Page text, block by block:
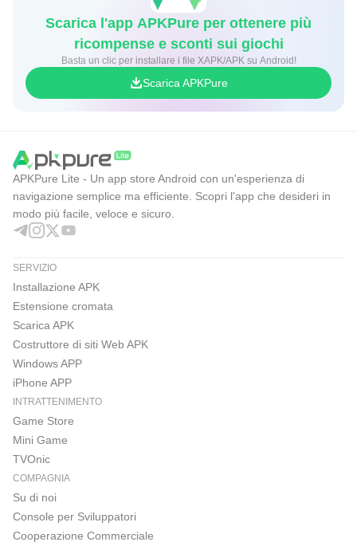
Scarica l'app APKPure per ottenere più
ricompense e sconti sui giochi
Basta un clic per installare i file XAPK/APK su Android!
Scarica APKPure
APKPure Lite - Un app store Android con un'esperienza di
navigazione semplice ma efficiente. Scopri l'app che desideri in
modo più facile, veloce e sicuro.
SERVIZIO
Installazione APK
Estensione cromata
Scarica APK
Costruttore di siti Web APK
Windows APP
iPhone APP
INTRATTENIMENTO
Game Store
Mini Game
TVOnic
COMPAGNIA
Su di noi
Console per Sviluppatori
Cooperazione Commerciale